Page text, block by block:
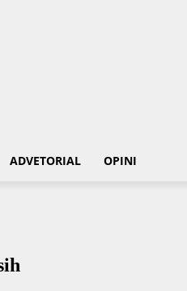
ADVETORIAL OPINI